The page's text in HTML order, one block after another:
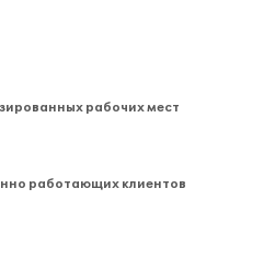
рабочих мест
работающих клиентов